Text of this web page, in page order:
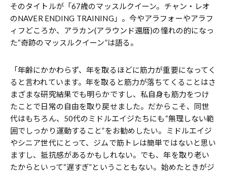
そのタイトルが「67歳のマッスルクイーン。チャン・レオ
のNAVER ENDING TRAINING」。今やアラフォーやアラフ
ィフどころか、アラカン(アラウンド還暦)の憧れの的になっ
た“奇跡のマッスルクイーン”は語る。
「年齢にかかわらず、年を取るほどに筋力が重要になってく
ると言われています。年を取ると筋力が落ちてくることはさ
まざまな研究結果でも明らかですし、私自身も筋力をつけ
たことで日常の自由を取り戻せました。だからこそ、同世
代はもちろん、50代のミドルエイジたちにも“無理しない範
囲でしっかり運動すること”をお勧めしたい。ミドルエイジ
やシニア世代にとって、ジムで筋トレは簡単ではないと思い
ますし、抵抗感があるかもしれない。でも、年を取り老い
たからといって“遅すぎ”ということもない。始めたときがジ